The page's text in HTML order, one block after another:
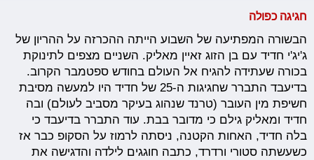
חגיגה כפולה
הבשורה המפתיעה של השבוע הייתה ההכרזה על ההריון של
ג'יג'י חדיד עם בן הזוג זאיין מאליק. השניים מצפים לתינוקת
בכורה שעתידה להגיח אל העולם בחודש ספטמבר הקרוב.
בדיעבד התברר שחגיגות ה-25 של חדיד היו למעשה מסיבת
חשיפת מין העובר (טרנד שנהוג בעיקר מסביב לעולם) ובה
חדיד ומאליק גילם כי מדובר בבת. עוד התברר בדיעבד כי
בלה חדיד, האחות הקטנה, ניסתה לרמוז על הסקופ כבר אז
כשעשתה סטורי ורדרד, כתבה חוגגים לילדה והדגישה את